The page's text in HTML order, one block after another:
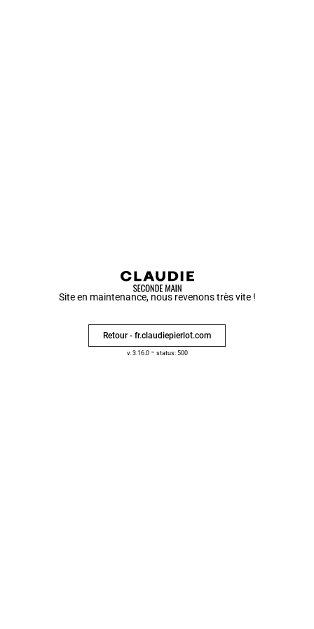
Site en maintenance, nous revenons très vite !
Retour - fr.claudiepierlot.com
v. 3.16.0- status: 500